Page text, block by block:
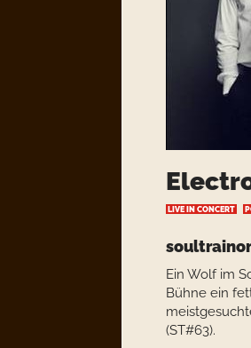
LIVE IN CONCERT
Ein Wolf im
Bühne ein
(ST#63).